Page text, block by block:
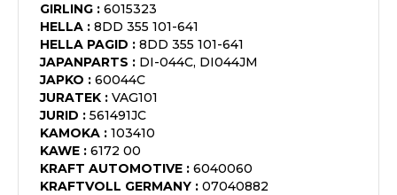
GIRLING : 6015323
HELLA : 8DD 355 101-641
HELLA PAGID : 8DD 355 101-641
JAPANPARTS : DI-044C, DI044JM
JAPKO : 60044C
JURATEK : VAG101
JURID : 561491JC
KAMOKA : 103410
KAWE : 6172 00
KRAFT AUTOMOTIVE : 6040060
KRAFTVOLL GERMANY : 07040882